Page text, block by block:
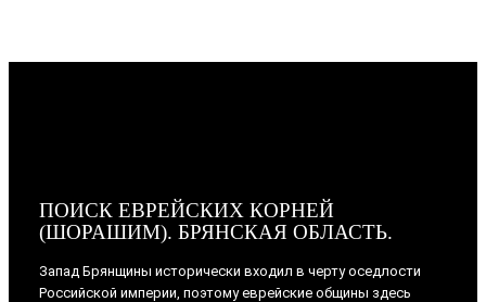
ПОИСК ЕВРЕЙСКИХ КОРНЕЙ
(ШОРАШИМ). БРЯНСКАЯ ОБЛАСТЬ.
Запад Брянщины исторически входил в черту оседлости
Российской империи, поэтому еврейские общины здесь